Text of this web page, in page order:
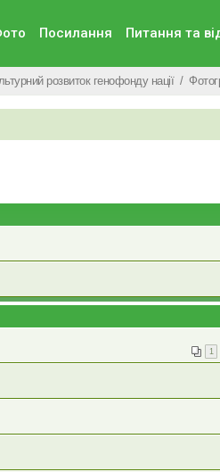
Посилання Питання та
розвиток генофонду нації
1